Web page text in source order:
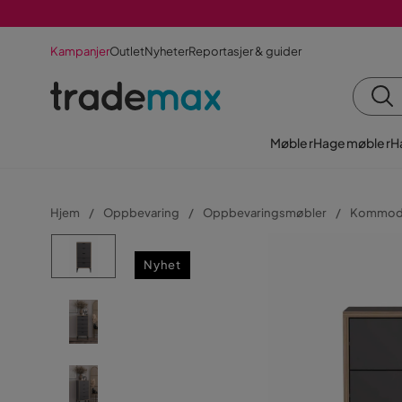
KampanjerOutletNyheterReportasjer & guider
MøblerHagemøbler
Hjem Oppbevaring Oppbevaringsmøbler
Nyhet